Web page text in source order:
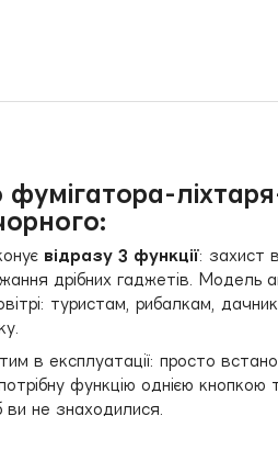
фумігатора-
відразу 3 функції: захист
дрібних гаджетів. Модель
туристам, рибалкам,
в експлуатації: просто
функцію однією кнопкою
не знаходилися.